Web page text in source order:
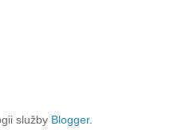
služby Blogger.